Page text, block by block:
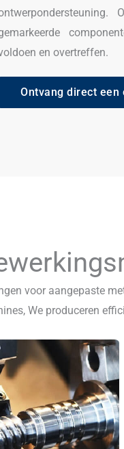
en overtreffen.
Ontvang direct een
voor aangepaste
We produceren